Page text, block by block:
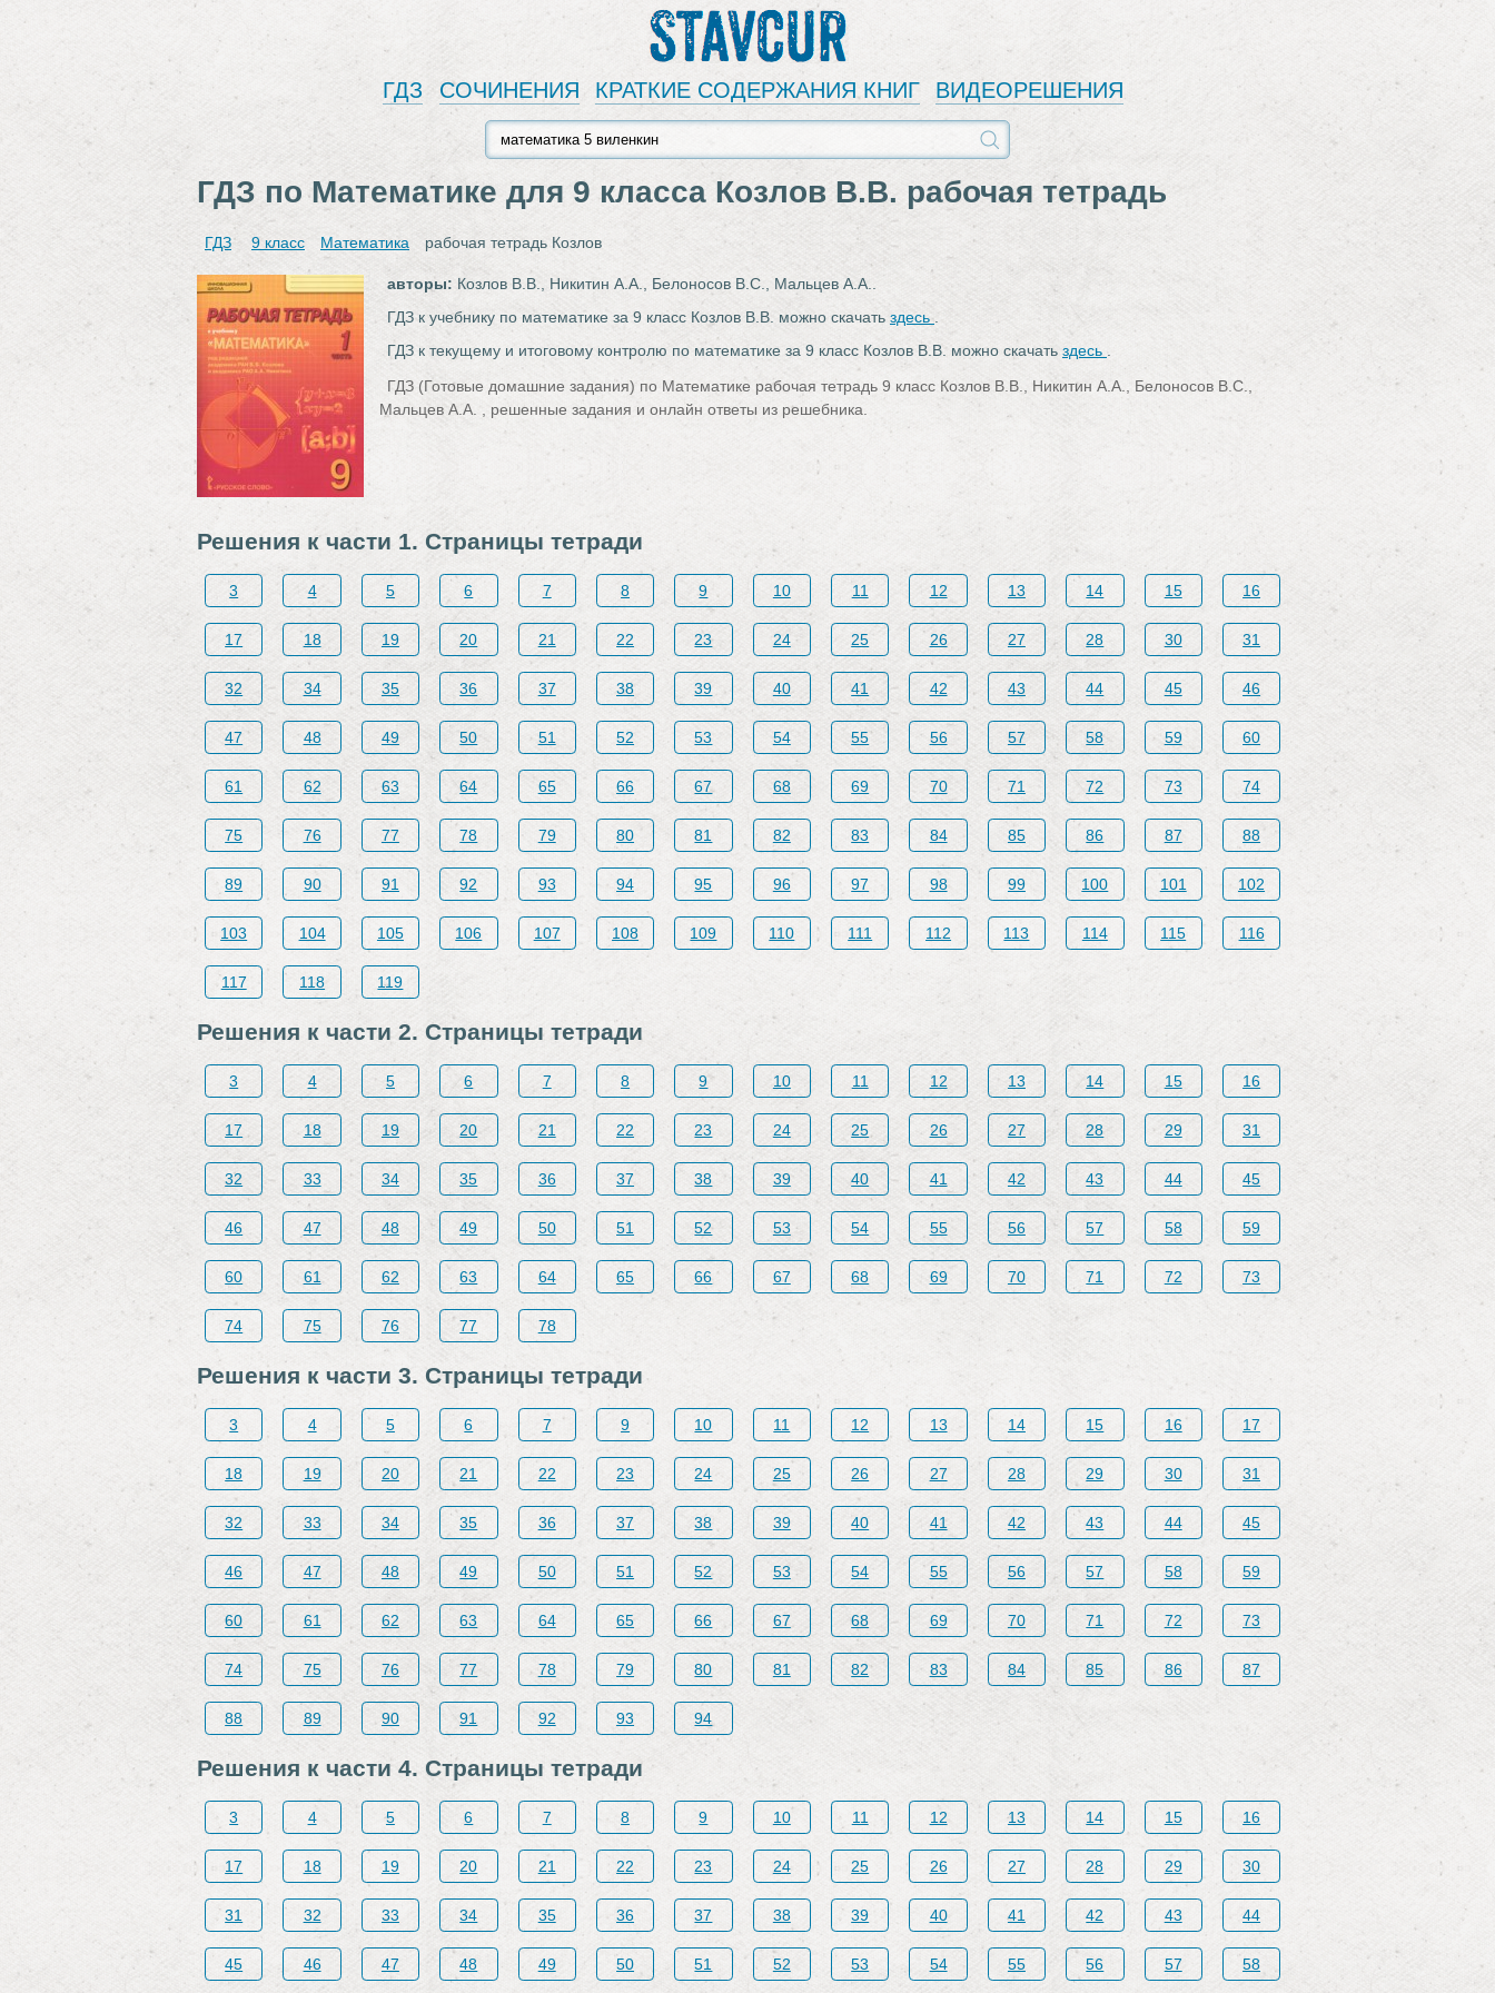
Stavcur
ГДЗ СОЧИНЕНИЯ КРАТКИЕ СОДЕРЖАНИЯ КНИГ ВИДЕОРЕШЕНИЯ
ГДЗ по Математике для 9 класса Козлов В.В. рабочая тетрадь
ГДЗ 9 класс Математика рабочая тетрадь Козлов
авторы: Козлов В.В., Никитин А.А., Белоносов В.С., Мальцев А.А..
ГДЗ к учебнику по математике за 9 класс Козлов В.В. можно скачать здесь
ГДЗ к текущему и итоговому контролю по математике за 9 класс Козлов В.В. можно скачать здесь
ГДЗ (Готовые домашние задания) по Математике рабочая тетрадь 9 класс Козлов В.В., Никитин А.А., Белоносов В.С.,
Мальцев А.А. , решенные задания и онлайн ответы из решебника.
Решения к части 1. Страницы тетради
3 4 5 6 7 8 9 10 11 12 13 14 15 16
17 18 19 20 21 22 23 24 25 26 27 28 30 31
32 34 35 36 37 38 39 40 41 42 43 44 45 46
47 48 49 50 51 52 53 54 55 56 57 58 59 60
61 62 63 64 65 66 67 68 69 70 71 72 73 74
75 76 77 78 79 80 81 82 83 84 85 86 87 88
89 90 91 92 93 94 95 96 97 98 99 100 101 102
103 104 105 106 107 108 109 110 111 112 113 114 115 116
117 118 119
Решения к части 2. Страницы тетради
3 4 5 6 7 8 9 10 11 12 13 14 15 16
17 18 19 20 21 22 23 24 25 26 27 28 29 31
32 33 34 35 36 37 38 39 40 41 42 43 44 45
46 47 48 49 50 51 52 53 54 55 56 57 58 59
60 61 62 63 64 65 66 67 68 69 70 71 72 73
74 75 76 77 78
Решения к части 3. Страницы тетради
3 4 5 6 7 9 10 11 12 13 14 15 16 17
18 19 20 21 22 23 24 25 26 27 28 29 30 31
32 33 34 35 36 37 38 39 40 41 42 43 44 45
46 47 48 49 50 51 52 53 54 55 56 57 58 59
60 61 62 63 64 65 66 67 68 69 70 71 72 73
74 75 76 77 78 79 80 81 82 83 84 85 86 87
88 89 90 91 92 93 94
Решения к части 4. Страницы тетради
3 4 5 6 7 8 9 10 11 12 13 14 15 16
17 18 19 20 21 22 23 24 25 26 27 28 29 30
31 32 33 34 35 36 37 38 39 40 41 42 43 44
45 46 47 48 49 50 51 52 53 54 55 56 57 58